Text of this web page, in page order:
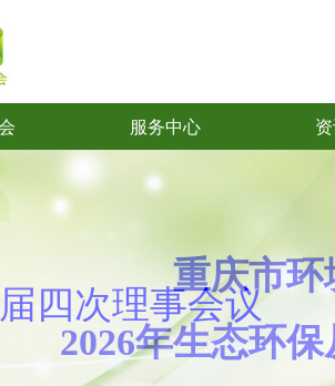
服务中心
服务中心
届 四次理事会议